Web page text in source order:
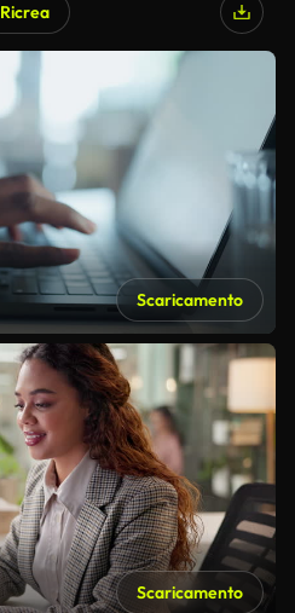
Ricrea
Scaricamento
Scaricamento